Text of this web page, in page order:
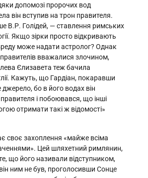
допомозі пророчих вод
він вступив на трон правителя.
В.Р. Голідей, — ставлення римських
Якщо зірки просто відкривають
може надати астролог? Однак
вважалися злочином,
Єлизавета теж бачила
Кажуть, що Гардіан, покаравши
бо в його водах він
і побоювався, що інші
отримати такі ж відомості»
своє захоплення «майже всіма
Цей шляхетний римлянин,
що його називали відступником,
ним не був, проголосивши Сонце